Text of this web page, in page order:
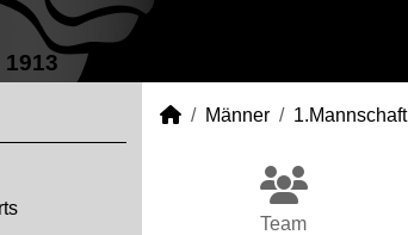
Männer 1.Mannschaft
Team